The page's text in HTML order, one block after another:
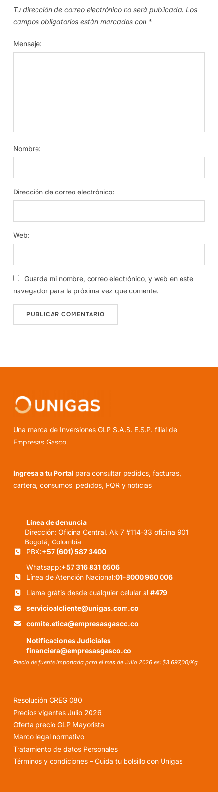
Tu dirección de correo electrónico no será publicada. Los
campos obligatorios están marcados con *
Mensaje:
Nombre:
Dirección de correo electrónico:
Web:
Guarda mi nombre, correo electrónico, y web en este
navegador para la próxima vez que comente.
Una marca de Inversiones GLP S.A.S. E.S.P. filial de
Empresas Gasco.
Ingresa a tu Portal para consultar pedidos, facturas,
cartera, consumos, pedidos, PQR y noticias
Línea de denuncia
Dirección: Oficina Central. Ak 7 #114-33 oficina 901
Bogotá, Colombia
PBX:+57 (601) 587 3400
Whatsapp:+57 316 831 0506
Línea de Atención Nacional:01-8000 960 006
Llama grátis desde cualquier celular al#479
servicioalcliente@unigas.com.co
comite.etica@empresasgasco.co
Notificaciones Judiciales
financiera@empresasgasco.co
Precio de fuente importada para el mes de Julio 2026 es: $3.697,00/Kg
Resolución CREG 080
Precios vigentes Julio 2026
Oferta precio GLP Mayorista
Marco legal normativo
Tratamiento de datos Personales
Términos y condiciones – Cuida tu bolsillo con Unigas